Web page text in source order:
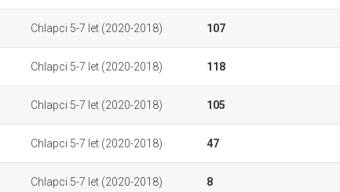
Chlapci 5-7 let (2020-2018) 107
Chlapci 5-7 let (2020-2018) 118
Chlapci 5-7 let (2020-2018) 105
Chlapci 5-7 let (2020-2018) 47
Chlapci 5-7 let (2020-2018) 8